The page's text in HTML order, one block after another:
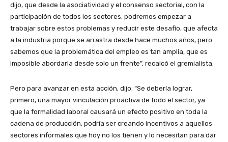
dijo, que desde la asociatividad y el consenso sectorial, con la
participación de todos los sectores, podremos empezar a
trabajar sobre estos problemas y reducir este desafío, que afecta
a la industria porque se arrastra desde hace muchos años, pero
sabemos que la problemática del empleo es tan amplia, que es
imposible abordarla desde solo un frente”, recalcó el gremialista.
Pero para avanzar en esta acción, dijo: “Se debería lograr,
primero, una mayor vinculación proactiva de todo el sector, ya
que la formalidad laboral causará un efecto positivo en toda la
cadena de producción, podría ser creando incentivos a aquellos
sectores informales que hoy no los tienen y lo necesitan para dar